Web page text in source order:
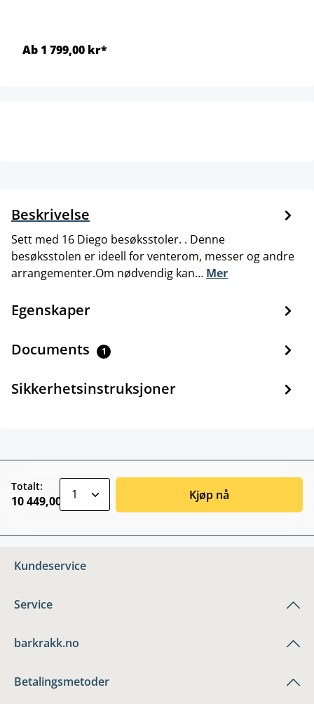
Ab 1 799,00 kr*
Beskrivelse
Sett med 16 Diego besøksstoler. . Denne
besøksstolen er ideell for venterom, messer og andre
arrangementer.Om nødvendig kan… Mer
Egenskaper
Documents 1
Sikkerhetsinstruksjoner
Totalt:
10 449,00 kr Kjøp nå
Kundeservice
Service
barkrakk.no
Betalingsmetoder